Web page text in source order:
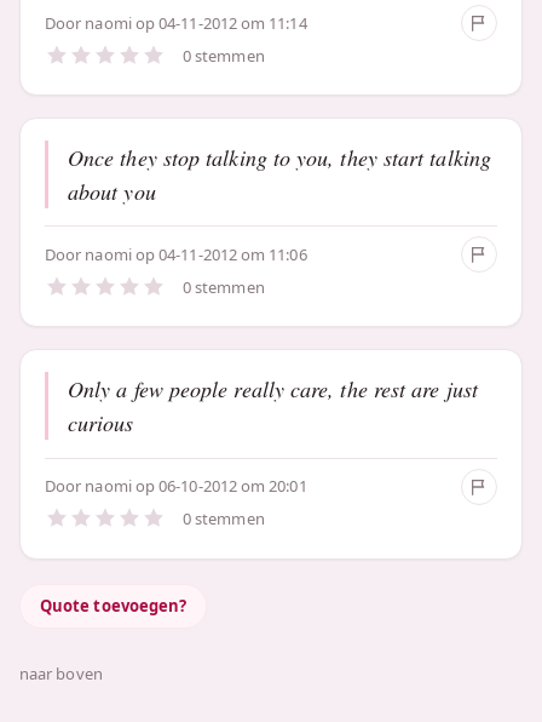
Door naomiop 04-11-2012 om 11:14
0 stemmen
Once they stop talking to you, they start talking
about you
Door naomiop 04-11-2012 om 11:06
0 stemmen
Only a few people really care, the rest are just
curious
Door naomiop 06-10-2012 om 20:01
0 stemmen
Quote toevoegen?
naar boven